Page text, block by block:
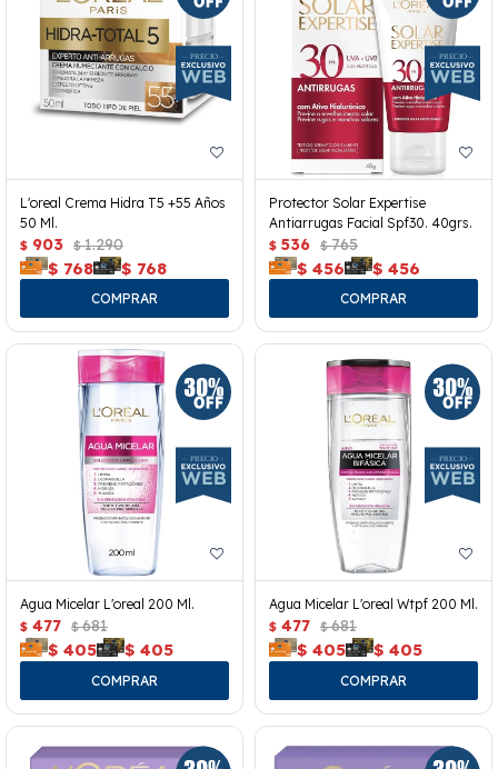
L'oreal Crema Hidra T5 +55 Años
50 Ml.
$ 903 $ 1.290
$ 768 $ 768
Protector Solar Expertise
Antiarrugas Facial Spf30. 40grs.
$ 536 $ 765
$ 456 $ 456
Agua Micelar L'oreal 200 Ml.
$ 477 $ 681
$ 405 $ 405
Agua Micelar L'oreal Wtpf 200 Ml.
$ 477 $ 681
$ 405 $ 405